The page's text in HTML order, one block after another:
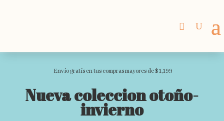
Envio gratis en tus compras mayores de $1,199
Nueva coleccion otoño-
invierno